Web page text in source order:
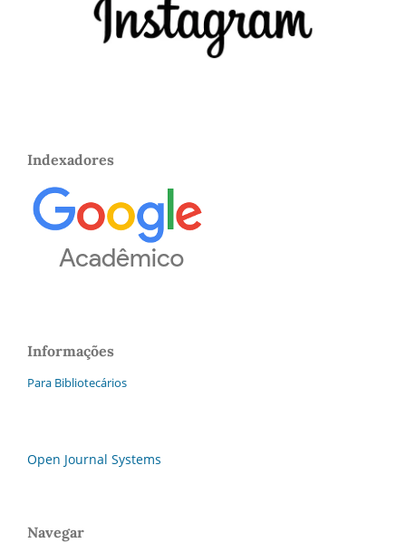
Indexadores
Informações
Para Bibliotecários
Open Journal Systems
Navegar